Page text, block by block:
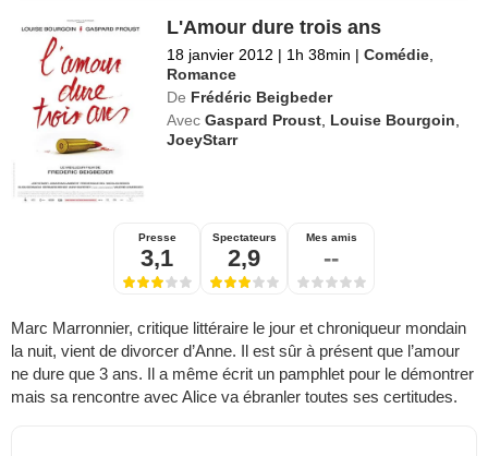
L'Amour dure trois ans
18 janvier 2012 | 1h 38min | Comédie
Romance
De Frédéric Beigbeder
Avec Gaspard Proust Louise Bourgoin
JoeyStarr
Presse
3,1
Spectateurs
2,9
Mes amis
--
Marc Marronnier, critique littéraire le jour et chroniqueur mondain
la nuit, vient de divorcer d’Anne. Il est sûr à présent que l’amour
ne dure que 3 ans. Il a même écrit un pamphlet pour le démontrer
mais sa rencontre avec Alice va ébranler toutes ses certitudes.